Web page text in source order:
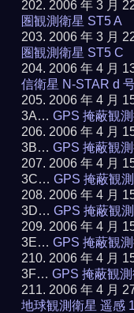
2006 年 3 月
圏観測衛星 ST5 A
2006 年 3 月
圏観測衛星 ST5 C
2006 年 4 月
信衛星 N-STAR d
2006 年 4 月
3A…GPS 掩蔽観
2006 年 4 月
3B…GPS 掩蔽観
2006 年 4 月
3C…GPS 掩蔽観
2006 年 4 月
3D…GPS 掩蔽観
2006 年 4 月
3E…GPS 掩蔽観
2006 年 4 月
3F…GPS 掩蔽観
2006 年 4 月
地球観測衛星 遥感